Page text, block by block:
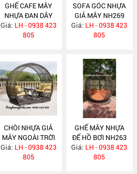
GHẾ CAFE MÂY
NHỰA ĐAN DÂY
DÙ NH272
Giá: LH - 0938 423
805
SOFA GÓC NHỰA
GIẢ MÂY NH269
Giá: LH - 0938 423
805
CHÒI NHỰA GIẢ
MÂY NGOÀI TRỜI
NH264
Giá: LH - 0938 423
805
GHẾ MÂY NHỰA
ĐỂ HỒ BƠI NH263
Giá: LH - 0938 423
805